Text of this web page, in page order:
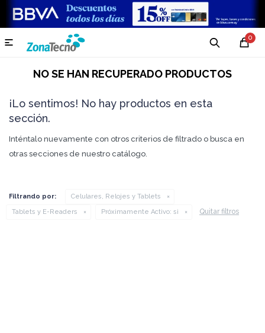
0

NO SE HAN RECUPERADO PRODUCTOS
¡Lo sentimos! No hay productos en esta
sección.
Inténtalo nuevamente con otros criterios de filtrado o busca en
otras secciones de nuestro catálogo.
Filtrando por:
Celulares, Relojes y Tablets
Tablets y E-Readers
Próximamente Activo: si Quitar filtros